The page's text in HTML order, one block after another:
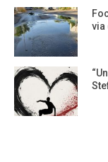
via